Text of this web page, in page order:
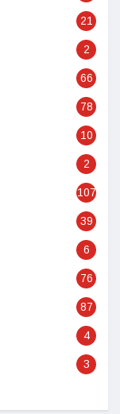
21
2
66
78
10
2
107
39
6
76
87
4
3